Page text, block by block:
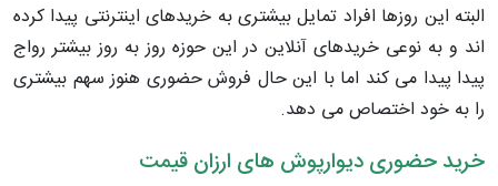
البته این روزها افراد تمایل بیشتری به خریدهای اینترنتی پیدا کرده
اند و به نوعی خریدهای آنلاین در این حوزه روز به روز بیشتر رواج
پیدا پیدا می کند اما با این حال فروش حضوری هنوز سهم بیشتری
را به خود اختصاص می دهد.
خرید حضوری دیوارپوش های ارزان قیمت